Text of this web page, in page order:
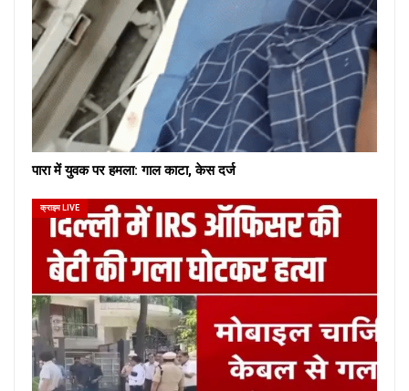
पारा में युवक पर हमला: गाल काटा, केस दर्ज
क्राइम LIVE